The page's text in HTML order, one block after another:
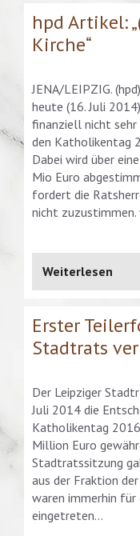
hpd Artikel:
Kirche“
JENA/LEIPZIG.
heute (16. Juli
finanziell nicht
den Katholikentag
Dabei wird über
Mio Euro
fordert die
nicht
Weiterlesen
Erster
Stadtrats
Der Leipziger
Juli 2014 die
Katholikentag
Million Euro
Stadtratssitzung
aus der Fraktion
waren immerhin für
eingetreten…